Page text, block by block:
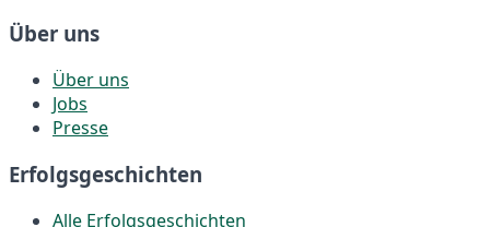
Über uns
Über uns
Jobs
Presse
Erfolgsgeschichten
Alle Erfolgsgeschichten